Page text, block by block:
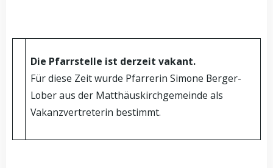
Die Pfarrstelle ist derzeit vakant.
Für diese Zeit wurde Pfarrerin Simone Berger-
Lober aus der Matthäuskirchgemeinde als
Vakanzvertreterin bestimmt.